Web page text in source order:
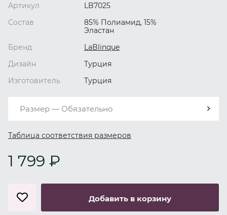
Артикул
LB7025
Состав
85% Полиамид, 15%
Эластан
Бренд
LaBlinque
Дизайн
Турция
Изготовитель
Турция
Размер — Обязательно
Таблица соответствия размеров
1 799 ₽
Добавить в корзину